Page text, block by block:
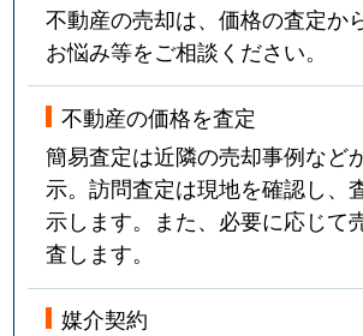
不動産の売却は、価格の査定か
お悩み等をご相談ください。
不動産の価格を査定
簡易査定は近隣の売却事例など
示。訪問査定は現地を確認し、
示します。また、必要に応じて
査します。
媒介契約